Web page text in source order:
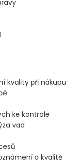
kvality při nákupu
ke kontrole
vad
o kvalitě